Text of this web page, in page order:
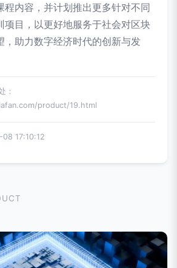
程内容，并计划推出更多针对不同
项目，以更好地服务于社会对区块
，助力数字经济时代的创新与发
：
product/19.html
17:10:12